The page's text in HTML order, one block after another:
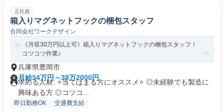
正社員
箱入りマグネットフックの梱包スタッフ
合同会社ワークデザイン
《月収30万円以上可》箱入りマグネットフックの梱包スタッフ！
コツコツ作業♪
兵庫県豊岡市
月給34万円～38万2000円
求める人材: ⭐️当てはまる方にオススメ⭐️ ◎未経験でも製造に
興味ある方 ◎コツコ...
即日勤務OK 交通費支給